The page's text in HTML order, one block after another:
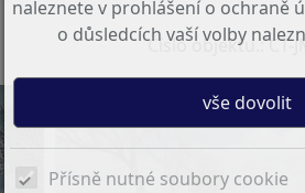
Číslo objektu.: CT-
naleznete v prohlášení o ochraně
o důsledcích vaší volby
Přísně nutné soubory cookie